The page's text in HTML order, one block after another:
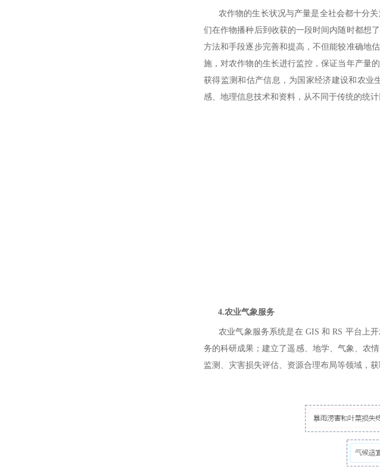
农作物的生长状况与产量是全社会都十分关
们在作物播种后到收获的一段时间内随时都想
方法和手段逐步完善和提高，不但能较准确地
施，对农作物的生长进行监控，保证当年产量
获得监测和估产信息，为国家经济建设和农业
感、地理信息技术和资料，从不同于传统的统
4.农业气象服务
农业气象服务系统是在 GIS 和 RS 平台上开
务的科研成果；建立了遥感、地学、气象、农
监测、灾害损失评估、资源合理布局等领域，